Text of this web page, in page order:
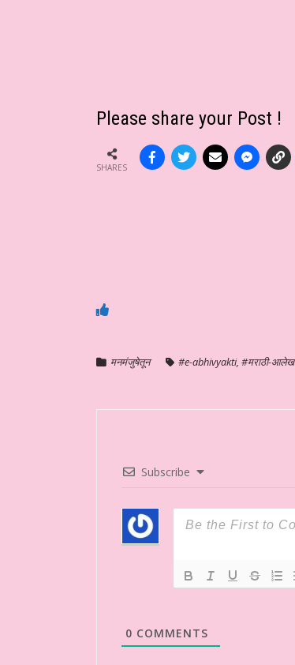
Please share your Post !
SHARES
मनमंजुषेतून #e-abhivyakti, #मराठी-आलेख
Subscribe
0 COMMENTS